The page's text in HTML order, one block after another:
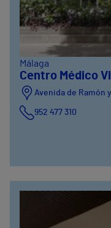
Málaga
Centro Médico
Avenida de Ramón
952 477 310